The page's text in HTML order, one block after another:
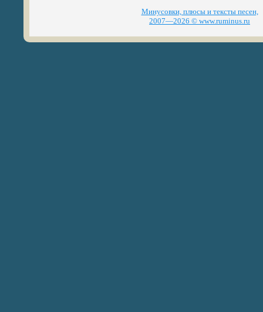
Минусовки, плюсы и тексты песен,
2007—2026 © www.ruminus.ru